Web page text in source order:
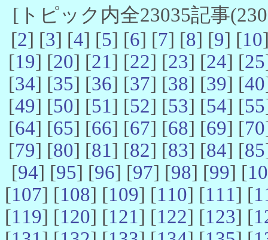
[トピック内全23035記事
[2] [3] [4] [5] [6] [7] [8] [9] [10
[19] [20] [21] [22] [23] [24] [25
[34] [35] [36] [37] [38] [39] [40
[49] [50] [51] [52] [53] [54] [55
[64] [65] [66] [67] [68] [69] [70
[79] [80] [81] [82] [83] [84] [85
[94] [95] [96] [97] [98] [99] [
[107] [108] [109] [110] [111] [
[119] [120] [121] [122] [123] [